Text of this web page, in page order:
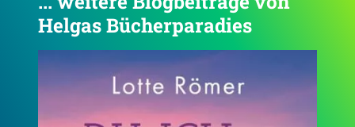
Helgas Bücherparadies